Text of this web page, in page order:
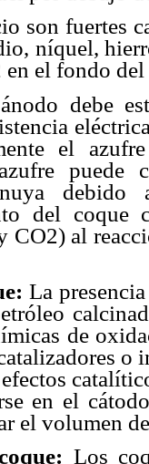
son fuertes
níquel,
el fondo
debe
el
puede
del
CO2) al
La
de
o
en el
el volumen
Los